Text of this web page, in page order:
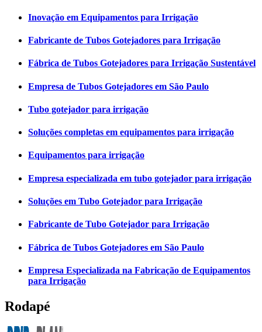
Inovação em Equipamentos para Irrigação
Fabricante de Tubos Gotejadores para Irrigação
Fábrica de Tubos Gotejadores para Irrigação Sustentável
Empresa de Tubos Gotejadores em São Paulo
Tubo gotejador para irrigação
Soluções completas em equipamentos para irrigação
Equipamentos para irrigação
Empresa especializada em tubo gotejador para irrigação
Soluções em Tubo Gotejador para Irrigação
Fabricante de Tubo Gotejador para Irrigação
Fábrica de Tubos Gotejadores em São Paulo
Empresa Especializada na Fabricação de Equipamentos
para Irrigação
Rodapé